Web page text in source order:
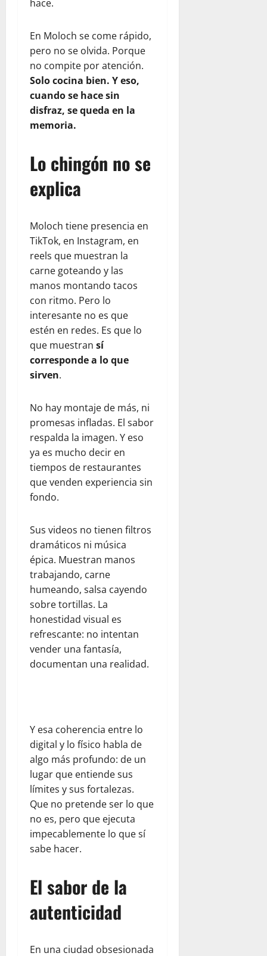
hace.
En Moloch se come rápido,
pero no se olvida. Porque
no compite por atención.
Solo cocina bien. Y eso,
cuando se hace sin
disfraz, se queda en la
memoria.
Lo chingón no se
explica
Moloch tiene presencia en
TikTok, en Instagram, en
reels que muestran la
carne goteando y las
manos montando tacos
con ritmo. Pero lo
interesante no es que
estén en redes. Es que lo
que muestran sí
corresponde a lo que
sirven.
No hay montaje de más, ni
promesas infladas. El sabor
respalda la imagen. Y eso
ya es mucho decir en
tiempos de restaurantes
que venden experiencia sin
fondo.
Sus videos no tienen filtros
dramáticos ni música
épica. Muestran manos
trabajando, carne
humeando, salsa cayendo
sobre tortillas. La
honestidad visual es
refrescante: no intentan
vender una fantasía,
documentan una realidad.
Y esa coherencia entre lo
digital y lo físico habla de
algo más profundo: de un
lugar que entiende sus
límites y sus fortalezas.
Que no pretende ser lo que
no es, pero que ejecuta
impecablemente lo que sí
sabe hacer.
El sabor de la
autenticidad
En una ciudad obsesionada